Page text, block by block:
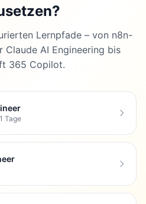
Lernpfade – von n8n-
Claude AI Engineering bis
365 Copilot.
Tage